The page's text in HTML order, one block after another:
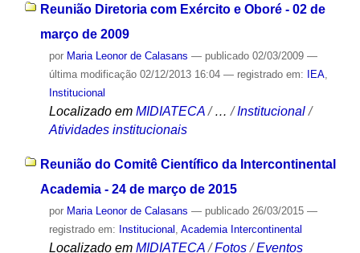
Reunião Diretoria com Exército e Oboré - 02 de
março de 2009
por Maria Leonor de Calasans — publicado02/03/2009 —
última modificação02/12/2013 16:04 — registrado em: IEA,
Institucional
Localizado em MIDIATECA /…/Institucional /
Atividades institucionais
Reunião do Comitê Científico da Intercontinental
Academia - 24 de março de 2015
por Maria Leonor de Calasans — publicado26/03/2015 —
registrado em: Institucional Academia Intercontinental
Localizado em MIDIATECA /Fotos /Eventos